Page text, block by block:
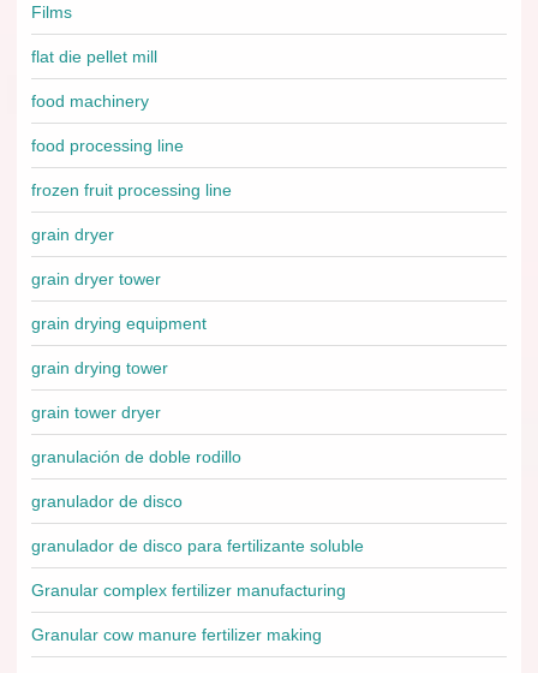
Films
flat die pellet mill
food machinery
food processing line
frozen fruit processing line
grain dryer
grain dryer tower
grain drying equipment
grain drying tower
grain tower dryer
granulación de doble rodillo
granulador de disco
granulador de disco para fertilizante soluble
Granular complex fertilizer manufacturing
Granular cow manure fertilizer making